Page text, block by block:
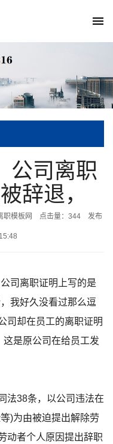
> 自己主动离职，公司离职证
公司离职
辞退，
职模板网 点击量： 344 发布
司离职证明上写的是
我好久没看过那么逗
司却在员工的离职证明
这是原公司在给员工发
法38条，以公司违法在
)为由被迫提出解除劳
动者个人原因提出辞职